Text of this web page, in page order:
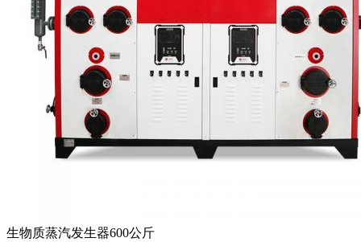
生物质蒸汽发生器600公斤